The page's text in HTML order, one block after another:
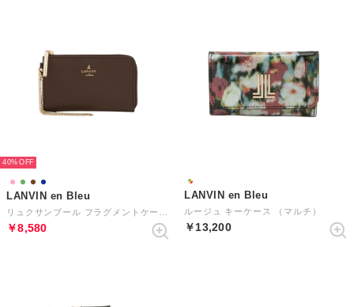
40%
LANVIN en Bleu
￥8,580
LANVIN en Bleu
ルージュ キーケース （マルチ）
￥13,200